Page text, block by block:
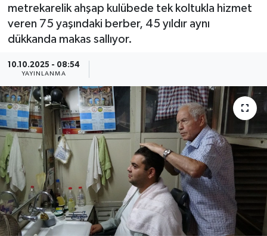
metrekarelik ahşap kulübede tek koltukla hizmet
veren 75 yaşındaki berber, 45 yıldır aynı
dükkanda makas sallıyor.
10.10.2025 - 08:54
YAYINLANMA
Görüntülü Haber
Güncel
Kültür & Sanat
Magazin
Resmi İlan
Sağlık & Yaşam
Tüm Manşetler
Son Dakika Haberleri
Haber Arşivi